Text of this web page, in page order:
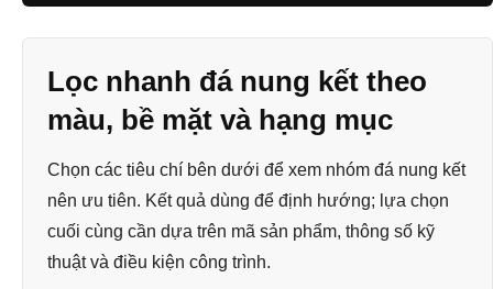
Lọc nhanh đá nung kết theo
màu, bề mặt và hạng mục
Chọn các tiêu chí bên dưới để xem nhóm đá nung kết
nên ưu tiên. Kết quả dùng để định hướng; lựa chọn
cuối cùng cần dựa trên mã sản phẩm, thông số kỹ
thuật và điều kiện công trình.